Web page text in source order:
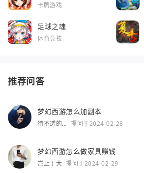
卡牌游戏
足球之魂
体育竞技
推荐问答
梦幻西游怎么加副本
猜不透的
提问于2024-02-28
梦幻西游怎么做家具赚钱
岂止于大 提问于2024-02-29